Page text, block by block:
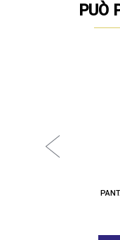
PUÒ